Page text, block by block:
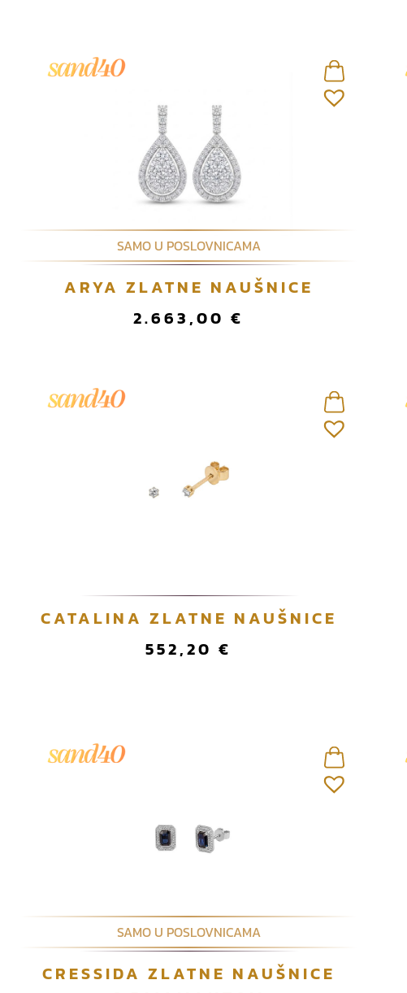
SAMO U POSLOVNICAMA
ARYA ZLATNE NAUŠNICE
2.663,00 €
CATALINA ZLATNE NAUŠNICE
552,20 €
SAMO U POSLOVNICAMA
CRESSIDA ZLATNE NAUŠNICE